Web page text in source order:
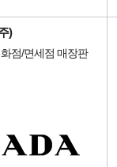
)
점/면세점 매장판